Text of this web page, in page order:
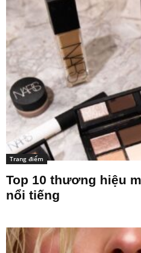
Trang điểm
Top 10 thương hiệu
nổi tiếng